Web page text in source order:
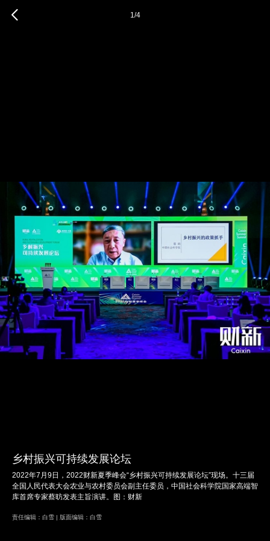
1/4
乡村振兴可持续发展论坛
2022年7月9日，2022财新夏季峰会“乡村振兴可持续发展论坛”现场。十三届
全国人民代表大会农业与农村委员会副主任委员，中国社会科学院国家高端智
库首席专家蔡昉发表主旨演讲。图：财新
责任编辑：白雪 | 版面编辑：白雪